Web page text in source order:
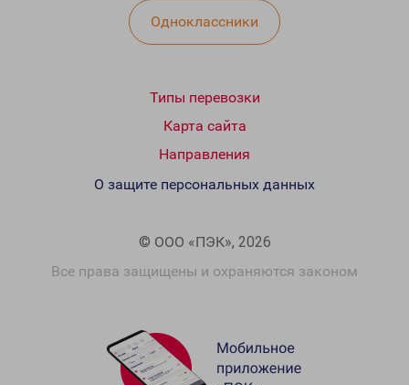
Одноклассники
Типы перевозки
Карта сайта
Направления
© ООО «ПЭК», 2026
Все права защищены и охраняются законом
О защите персональных данных